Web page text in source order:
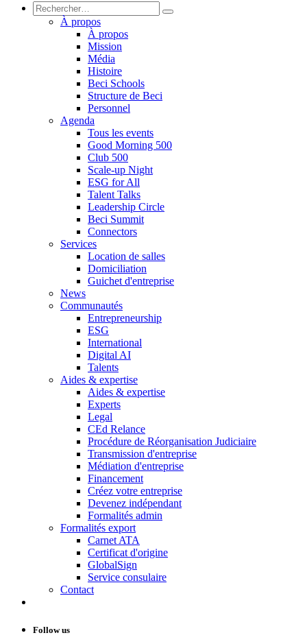
À propos
À propos
Mission
Média
Histoire
Beci Schools
Structure de Beci
Personnel
Agenda
Tous les events
Good Morning 500
Club 500
Scale-up Night
ESG for All
Talent Talks
Leadership Circle
Beci Summit
Connectors
Services
Location de salles
Domiciliation
Guichet d'entreprise
News
Communautés
Entrepreneurship
ESG
International
Digital AI
Talents
Aides & expertise
Aides & expertise
Experts
Legal
CEd Relance
Procédure de Réorganisation Judiciaire
Transmission d'entreprise
Médiation d'entreprise
Financement
Créez votre entreprise
Devenez indépendant
Formalités admin
Formalités export
Carnet ATA
Certificat d'origine
GlobalSign
Service consulaire
Contact
Follow us